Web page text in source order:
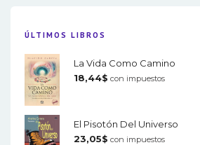
ÚLTIMOS LIBROS
La Vida Como Camino
18,44$ con impuestos
El Pisotón Del Universo
23,05$ con impuestos